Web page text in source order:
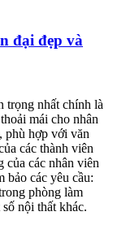
đại đẹp và
trọng nhất chính là
mái cho nhân
phù hợp với văn
các thành viên
của các nhân viên
bảo các yêu cầu:
phòng làm
nội thất khác.